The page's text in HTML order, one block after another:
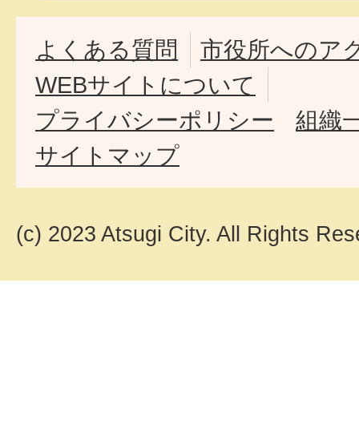
よくある質問
市役所へのア
WEBサイトについて
プライバシーポリシー
組織
サイトマップ
(c) 2023 Atsugi City. All Rights